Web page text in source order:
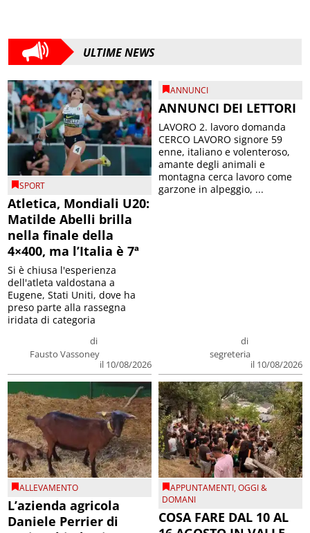
ULTIME NEWS
SPORT
Atletica, Mondiali U20:
Matilde Abelli brilla
nella finale della
4×400, ma l’Italia è 7ª
di
Fausto Vassoney
il 10/08/2026
Si è chiusa l'esperienza
dell'atleta valdostana a
Eugene, Stati Uniti, dove ha
preso parte alla rassegna
iridata di categoria
ANNUNCI
ANNUNCI DEI LETTORI
di
segreteria
il 10/08/2026
LAVORO 2. lavoro domanda
CERCO LAVORO signore 59
enne, italiano e volenteroso,
amante degli animali e
montagna cerca lavoro come
garzone in alpeggio, ...
ALLEVAMENTO
L’azienda agricola
Daniele Perrier di
APPUNTAMENTI,OGGI &
DOMANI
COSA FARE DAL 10 AL